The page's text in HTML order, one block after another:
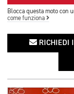
Blocca questa moto con
come funziona
RICHIEDI